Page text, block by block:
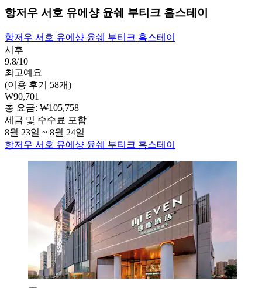
항저우 서호 유에샹 윤쉐 부티크 홈스테이
항저우 서호 유에샹 윤쉐 부티크 홈스테이
시후
9.8/10
최고예요
(이용 후기 58개)
₩90,701
총 요금: ₩105,758
세금 및 수수료 포함
8월 23일 ~ 8월 24일
항저우 서호 유에샹 윤쉐 부티크 홈스테이